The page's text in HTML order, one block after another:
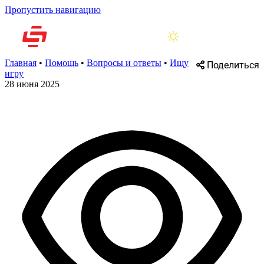
Пропустить навигацию
Главная • Помощь • Вопросы и ответы • Ищу
игру
Поделиться
28 июня 2025